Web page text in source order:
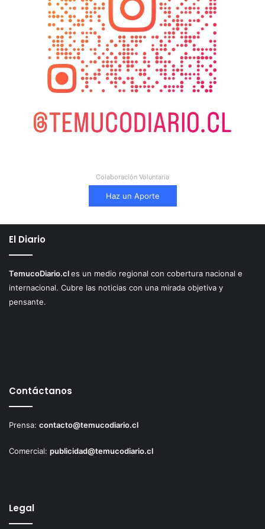
Colaboración Voluntaria
Haz un Aporte
El Diario
TemucoDiario.cles un medio regional con cobertura nacional e
internacional. Cubre las noticias con una mirada objetiva y
pensante.
Contáctanos
Prensa: contacto@temucodiario.cl
Comercial: publicidad@temucodiario.cl
Legal